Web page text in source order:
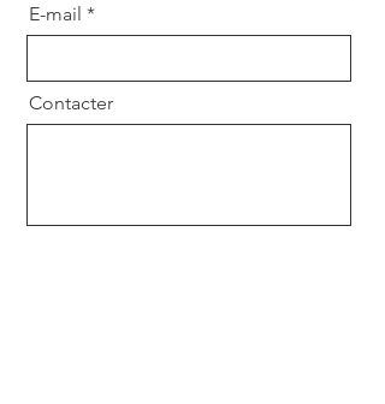
E-mail
Contacter